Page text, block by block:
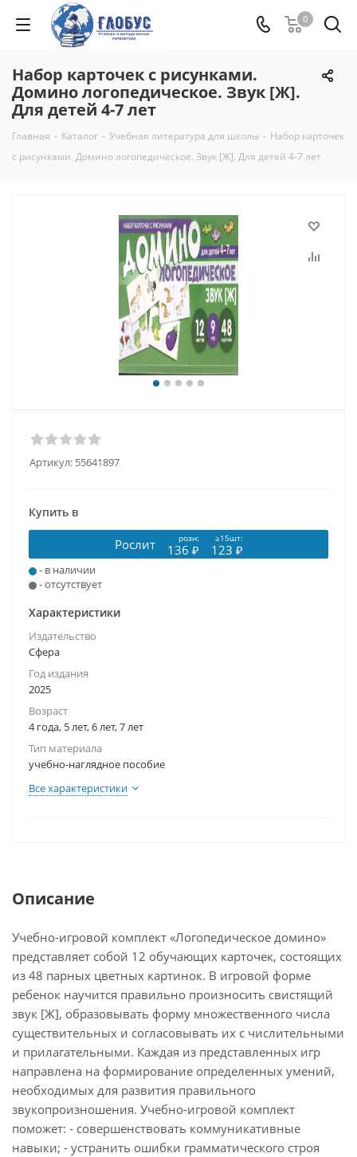
0
Набор карточек с рисунками.
Домино логопедическое. Звук [Ж].
Для детей 4-7 лет
Главная - Каталог - Учебная литература для школы - Набор карточек
с рисунками. Домино логопедическое. Звук [Ж]. Для детей 4-7 лет
Артикул: 55641897
Купить в
Рослит розн: ≥15шт:
136 ₽ 123 ₽
- в наличии
- отсутствует
Характеристики
Издательство
Сфера
Год издания
2025
Возраст
4 года, 5 лет, 6 лет, 7 лет
Тип материала
учебно-наглядное пособие
Все характеристики
Описание
Учебно-игровой комплект «Логопедическое домино»
представляет собой 12 обучающих карточек, состоящих
из 48 парных цветных картинок. В игровой форме
ребенок научится правильно произносить свистящий
звук [Ж], образовывать форму множественного числа
существительных и согласовывать их с числительными
и прилагательными. Каждая из представленных игр
направлена на формирование определенных умений,
необходимых для развития правильного
звукопроизношения. Учебно-игровой комплект
поможет: - совершенствовать коммуникативные
навыки; - устранить ошибки грамматического строя